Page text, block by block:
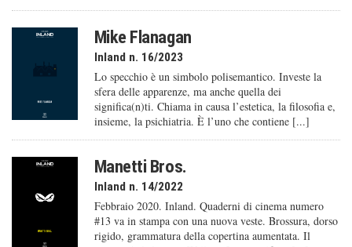
Mike Flanagan
Inland n. 16/2023
Lo specchio è un simbolo polisemantico. Investe la
sfera delle apparenze, ma anche quella dei
significa(n)ti. Chiama in causa l’estetica, la filosofia e,
insieme, la psichiatria. È l’uno che contiene [...]
Manetti Bros.
Inland n. 14/2022
Febbraio 2020. Inland. Quaderni di cinema numero
#13 va in stampa con una nuova veste. Brossura, dorso
rigido, grammatura della copertina aumentata. Il